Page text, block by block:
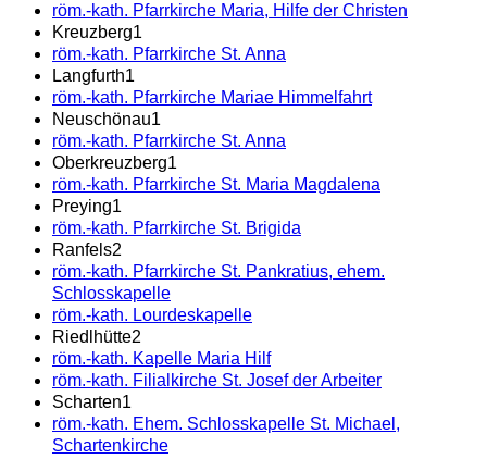
röm.-kath. Pfarrkirche Maria, Hilfe der Christen
Kreuzberg1
röm.-kath. Pfarrkirche St. Anna
Langfurth1
röm.-kath. Pfarrkirche Mariae Himmelfahrt
Neuschönau1
röm.-kath. Pfarrkirche St. Anna
Oberkreuzberg1
röm.-kath. Pfarrkirche St. Maria Magdalena
Preying1
röm.-kath. Pfarrkirche St. Brigida
Ranfels2
röm.-kath. Pfarrkirche St. Pankratius, ehem.
Schlosskapelle
röm.-kath. Lourdeskapelle
Riedlhütte2
röm.-kath. Kapelle Maria Hilf
röm.-kath. Filialkirche St. Josef der Arbeiter
Scharten1
röm.-kath. Ehem. Schlosskapelle St. Michael,
Schartenkirche